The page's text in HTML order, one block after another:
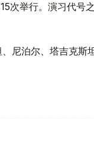
次举行。演习代号
尼泊尔、塔吉克斯